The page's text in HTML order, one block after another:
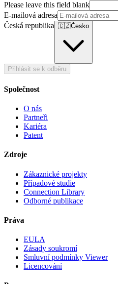
Please leave this field blank
E-mailová adresa
Česká republika 🇨🇿Česko
Přihlásit se k odběru
Společnost
O nás
Partneři
Kariéra
Patent
Zdroje
Zákaznické projekty
Případové studie
Connection Library
Odborné publikace
Práva
EULA
Zásady soukromí
Smluvní podmínky Viewer
Licencování